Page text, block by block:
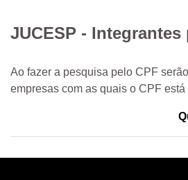
JUCESP - Integrantes
Ao fazer a pesquisa pelo CPF
empresas com as quais o CPF